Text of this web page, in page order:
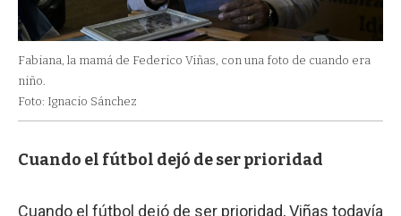
Fabiana, la mamá de Federico Viñas, con una foto de cuando era
niño.
Foto: Ignacio Sánchez
Cuando el fútbol dejó de ser prioridad
Cuando el fútbol dejó de ser prioridad, Viñas todavía